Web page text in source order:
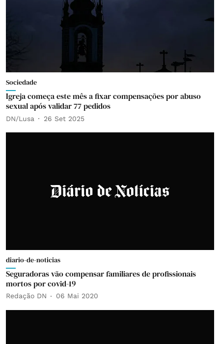
Sociedade
Igreja começa este mês a fixar compensações por abuso
sexual após validar 77 pedidos
DN/Lusa 26 Set 2025
diario-de-noticias
Seguradoras vão compensar familiares de profissionais
mortos por covid-19
Redação DN 06 Mai 2020